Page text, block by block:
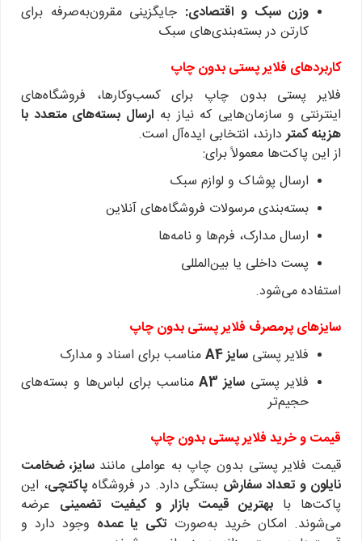
وزن سبک و اقتصادی: جایگزینی مقرون‌به‌صرفه برای
کارتن در بسته‌بندی‌های سبک
کاربردهای فلایر پستی بدون چاپ
فلایر پستی بدون چاپ برای کسب‌وکارها، فروشگاه‌های
اینترنتی و سازمان‌هایی که نیاز به ارسال بسته‌های متعدد با
هزینه کمتردارند، انتخابی ایده‌آل است.
از این پاکت‌ها معمولاً برای:
ارسال پوشاک و لوازم سبک
بسته‌بندی مرسولات فروشگاه‌های آنلاین
ارسال مدارک، فرم‌ها و نامه‌ها
پست داخلی یا بین‌المللی
استفاده می‌شود.
سایزهای پرمصرف فلایر پستی بدون چاپ
فلایر پستی سایز A4
مناسب برای اسناد و مدارک
فلایر پستی سایز A3
مناسب برای لباس‌ها و بسته‌های
حجیم‌تر
قیمت و خرید فلایر پستی بدون چاپ
قیمت فلایر پستی بدون چاپ به عواملی مانندسایز، ضخامت
نایلون و تعداد سفارش بستگی دارد. در فروشگاهپاکتچی، این
پاکت‌ها با بهترین قیمت بازار و کیفیت تضمینی عرضه
می‌شوند. امکان خرید به‌صورت تکی یا عمده وجود دارد و